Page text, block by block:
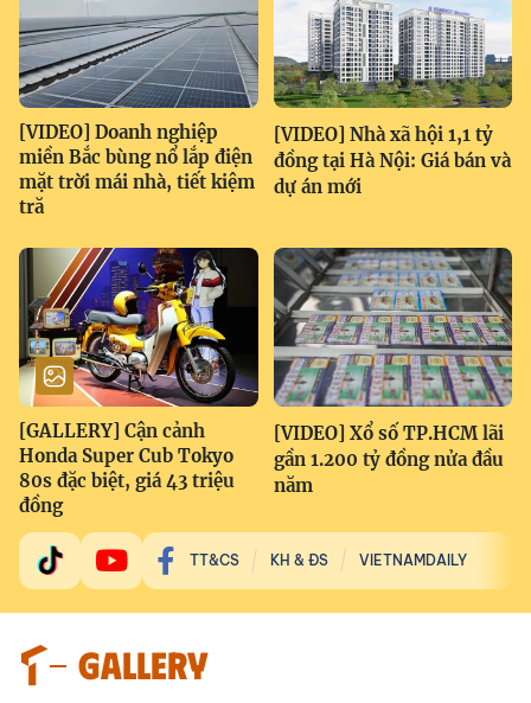
[VIDEO] Doanh nghiệp
miền Bắc bùng nổ lắp điện
mặt trời mái nhà, tiết kiệm
tră
[VIDEO] Nhà xã hội 1,1 tỷ
đồng tại Hà Nội: Giá bán và
dự án mới
[GALLERY] Cận cảnh
Honda Super Cub Tokyo
80s đặc biệt, giá 43 triệu
đồng
[VIDEO] Xổ số TP.HCM lãi
gần 1.200 tỷ đồng nửa đầu
năm
TT&CS KH & ĐS VIETNAMDAILY
GALLERY